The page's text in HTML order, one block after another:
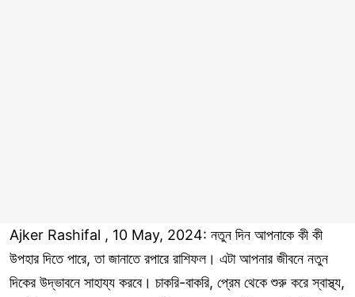
Ajker Rashifal , 10 May, 2024: নতুন দিন আপনাকে কী কী
উপহার দিতে পারে, তা জানাতে রপারে রাশিফল। এটা আপনার জীবনে নতুন
দিকের উদ্ভাবনে সাহায্য করবে। চাকরি-বাকরি, প্রেম থেকে শুরু করে স্বাস্থ্য,